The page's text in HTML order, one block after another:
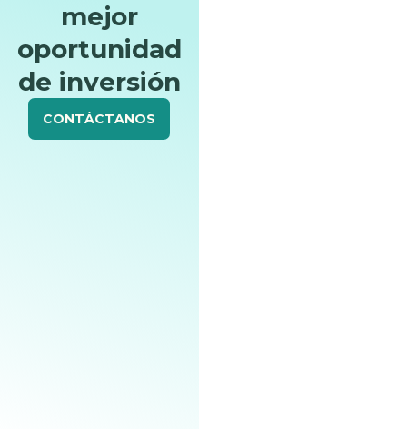
mejor
oportunidad
de inversión
CONTÁCTANOS